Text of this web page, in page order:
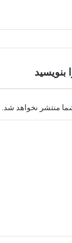
بنویسید
منتشر نخواهد شد.